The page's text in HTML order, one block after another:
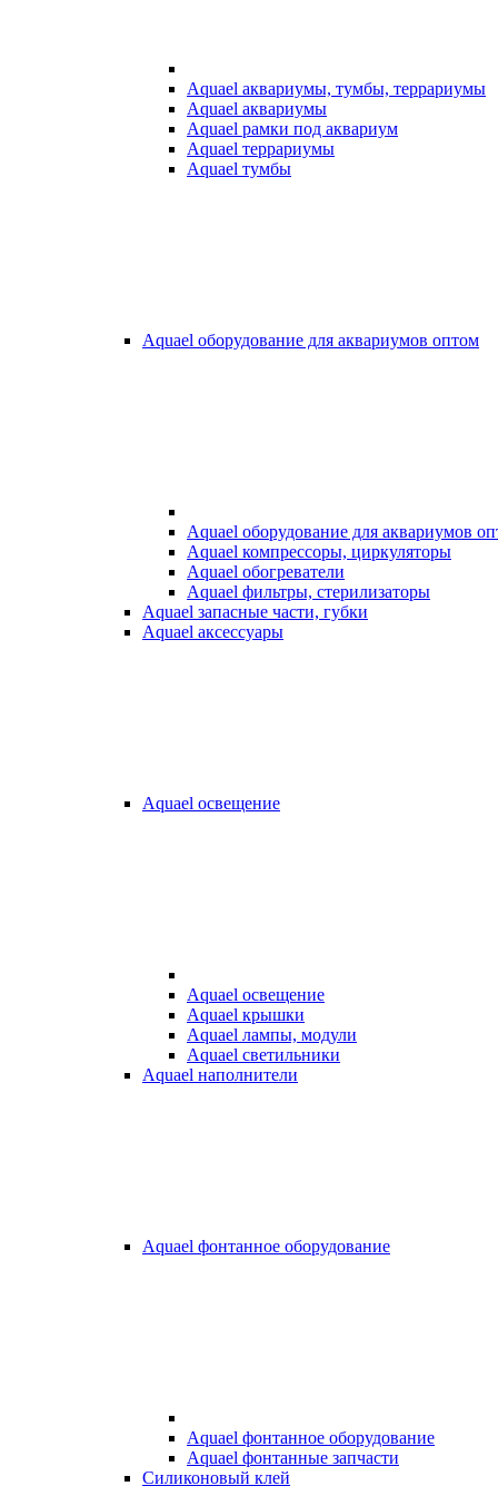
Aquael аквариумы, тумбы, террариумы
Aquael аквариумы
Aquael рамки под аквариум
Aquael террариумы
Aquael тумбы
Aquael оборудование для аквариумов оптом
Aquael оборудование для аквариумов
Aquael компрессоры, циркуляторы
Aquael обогреватели
Aquael фильтры, стерилизаторы
Aquael запасные части, губки
Aquael аксессуары
Aquael освещение
Aquael освещение
Aquael крышки
Aquael лампы, модули
Aquael светильники
Aquael наполнители
Aquael фонтанное оборудование
Aquael фонтанное оборудование
Aquael фонтанные запчасти
Силиконовый клей